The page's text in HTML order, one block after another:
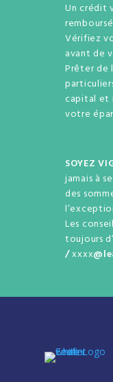
Un crédit
Vérifiez
avant de
Prêter de
capital et
votre
SOYEZ
jamais à
des
Les
toujours
/xxxx